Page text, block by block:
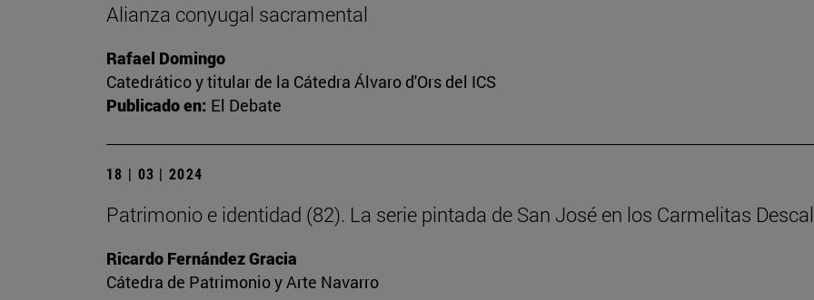
Alianza conyugal sacramental
Rafael Domingo
Catedrático y titular de la Cátedra Álvaro d'Ors del ICS
Publicado en: El Debate
18 | 03 | 2024
Patrimonio e identidad (82). La serie pintada de San José en los Carmelitas
Ricardo Fernández Gracia
Cátedra de Patrimonio y Arte Navarro